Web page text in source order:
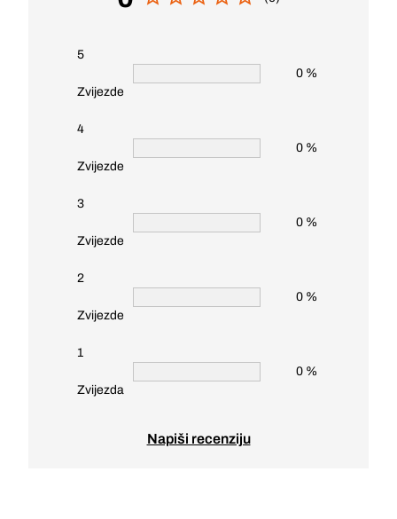
5
Zvijezde
0 %
4
Zvijezde
0 %
3
Zvijezde
0 %
2
Zvijezde
0 %
1
Zvijezda
0 %
Napiši recenziju